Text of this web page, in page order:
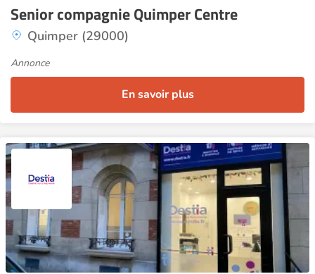
Senior compagnie Quimper Centre
Quimper (29000)
Annonce
En savoir plus